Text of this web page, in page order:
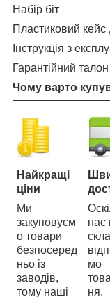
Набір біт
Пластиковий кейс
Інструкція з
Гарантійний талон
Чому варто
Найкращі
ціни
Ми
закуповуєм
о товари
безпосеред
ньо із
заводів,
тому наші
нас
мо
ня.